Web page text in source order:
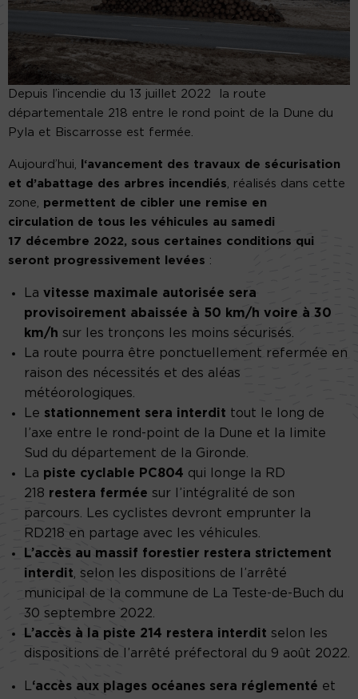
Depuis l’incendie du 13 juillet 2022 la route
départementale 218 entre le rond point de la Dune du
Pyla et Biscarrosse est fermée.
Aujourd’hui,
‘avancement des travaux de sécurisation
et d’abattage des arbres incendiés, réalisés dans cette
zone, permettent de cibler une remise en
circulation de tous les véhicules au samedi
17 décembre 2022, sous certaines conditions qui
seront progressivement levées :
La vitesse maximale autorisée sera
provisoirement abaissée à 50 km/h voire à 30
km/h sur les tronçons les moins sécurisés.
La route pourra être ponctuellement refermée en
raison des nécessités et des aléas
météorologiques.
Le stationnement sera interdit tout le long de
l’axe entre le rond-point de la Dune et la limite
Sud du département de la Gironde.
La piste cyclable PC804 qui longe la RD
218 restera fermée sur l’intégralité de son
parcours. Les cyclistes devront emprunter la
RD218 en partage avec les véhicules.
L’accès au massif forestier restera strictement
interdit, selon les dispositions de l’arrêté
municipal de la commune de La Teste-de-Buch du
30 septembre 2022.
L’accès à la piste 214 restera interdit selon les
dispositions de l’arrêté préfectoral du 9 août 2022.
L‘accès aux plages océanes sera réglementé et